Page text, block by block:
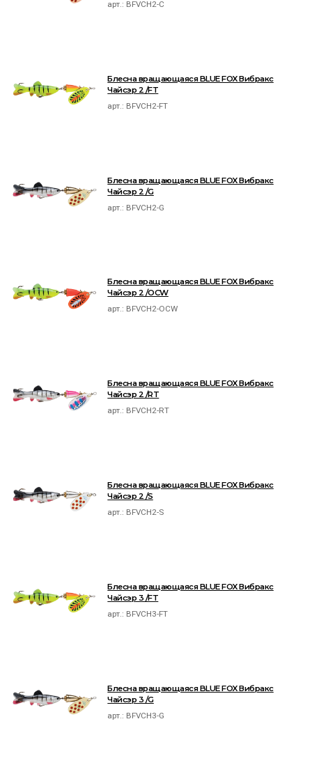
арт.: BFVCH2-C
Блесна вращающаяся BLUE FOX Вибракс
Чайсэр 2 /FT
арт.: BFVCH2-FT
Блесна вращающаяся BLUE FOX Вибракс
Чайсэр 2 /G
арт.: BFVCH2-G
Блесна вращающаяся BLUE FOX Вибракс
Чайсэр 2 /OCW
арт.: BFVCH2-OCW
Блесна вращающаяся BLUE FOX Вибракс
Чайсэр 2 /RT
арт.: BFVCH2-RT
Блесна вращающаяся BLUE FOX Вибракс
Чайсэр 2 /S
арт.: BFVCH2-S
Блесна вращающаяся BLUE FOX Вибракс
Чайсэр 3 /FT
арт.: BFVCH3-FT
Блесна вращающаяся BLUE FOX Вибракс
Чайсэр 3 /G
арт.: BFVCH3-G